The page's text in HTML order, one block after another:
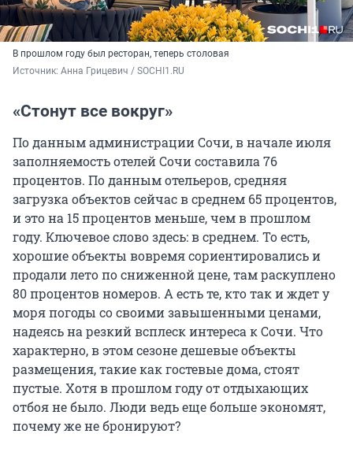
В прошлом году был ресторан, теперь столовая
Источник: Анна Грицевич / SOCHI1.RU
«Стонут все вокруг»
По данным администрации Сочи, в начале июля
заполняемость отелей Сочи составила 76
процентов. По данным отельеров, средняя
загрузка объектов сейчас в среднем 65 процентов,
и это на 15 процентов меньше, чем в прошлом
году. Ключевое слово здесь: в среднем. То есть,
хорошие объекты вовремя сориентировались и
продали лето по сниженной цене, там раскуплено
80 процентов номеров. А есть те, кто так и ждет у
моря погоды со своими завышенными ценами,
надеясь на резкий всплеск интереса к Сочи. Что
характерно, в этом сезоне дешевые объекты
размещения, такие как гостевые дома, стоят
пустые. Хотя в прошлом году от отдыхающих
отбоя не было. Люди ведь еще больше экономят,
почему же не бронируют?